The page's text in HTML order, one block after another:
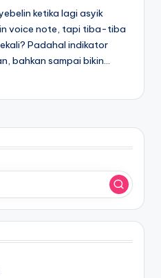
ketika lagi asyik
voice note, tapi tiba-tiba
Padahal indikator
bahkan sampai bikin…